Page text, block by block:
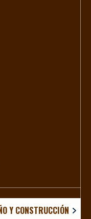
Y CONSTRUCCIÓN